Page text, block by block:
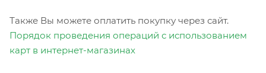
Также Вы можете оплатить покупку через сайт.
Порядок проведения операций с использованием
карт в интернет-магазинах